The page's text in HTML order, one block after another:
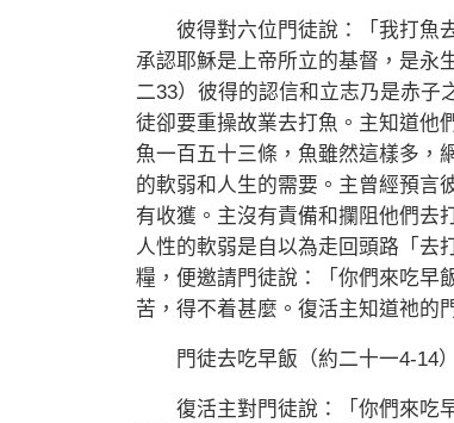
彼得對六位門徒說：「我打魚去
承認耶穌是上帝所立的基督，是永
二33）彼得的認信和立志乃是赤子
徒卻要重操故業去打魚。主知道他
魚一百五十三條，魚雖然這樣多，
的軟弱和人生的需要。主曾經預言
有收獲。主沒有責備和攔阻他們去
人性的軟弱是自以為走回頭路「去
糧，便邀請門徒說：「你們來吃早
苦，得不着甚麼。復活主知道祂的
門徒去吃早飯（約二十一4-14）
復活主對門徒說：「你們來吃早